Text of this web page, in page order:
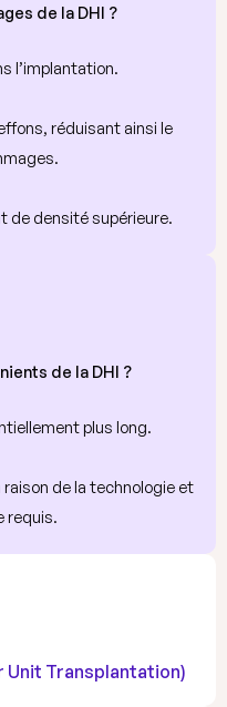
de la DHI ?
l’implantation.
réduisant ainsi le
de densité supérieure.
de la DHI ?
plus long.
de la technologie et
requis.
Unit Transplantation)